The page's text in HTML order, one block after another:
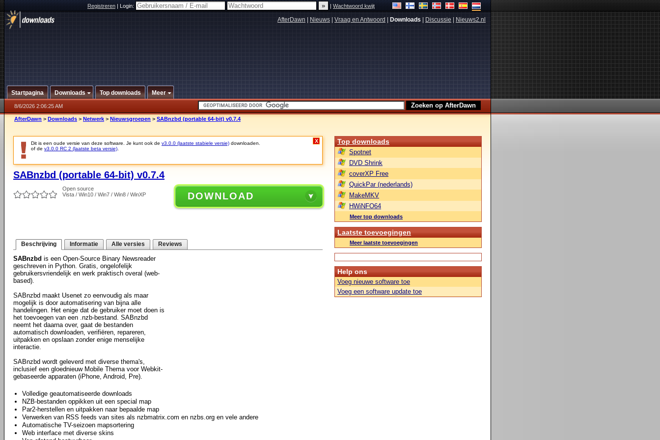
Registreren|Login: |Wachtwoord kwijt
AfterDawn Nieuws Vraag en Antwoord Downloads Discussie Nieuws2.nl
Startpagina Downloads Top downloads Meer
8/6/2026 2:06:25 AM
AfterDawn > Downloads > Netwerk > Nieuwsgroepen > SABnzbd (portable 64-bit) v0.7.4
Dit is een oude versie van deze software. Je kunt ook de v3.0.0 (laatste stabiele versie) downloaden.
of de v3.0.0 RC 2 (laatste beta versie)
X
SABnzbd (portable 64-bit) v0.7.4
Open source
Vista / Win10 / Win7 / Win8 / WinXP
DOWNLOAD
Beschrijving Informatie Alle versies Reviews
SABnzbd is een Open-Source Binary Newsreader
geschreven in Python. Gratis, ongelofelijk
gebruikersvriendelijk en werk praktisch overal (web-
based).
SABnzbd maakt Usenet zo eenvoudig als maar
mogelijk is door automatisering van bijna alle
handelingen. Het enige dat de gebruiker moet doen is
het toevoegen van een .nzb-bestand. SABnzbd
neemt het daarna over, gaat de bestanden
automatisch downloaden, verifiëren, repareren,
uitpakken en opslaan zonder enige menselijke
interactie.
SABnzbd wordt geleverd met diverse thema's,
inclusief een gloednieuw Mobile Thema voor Webkit-
gebaseerde apparaten (iPhone, Android, Pre).
Volledige geautomatiseerde downloads
NZB-bestanden oppikken uit een special map
Par2-herstellen en uitpakken naar bepaalde map
Verwerken van RSS feeds van sites als nzbmatrix.com en nzbs.org en vele andere
Automatische TV-seizoen mapsortering
Web interface met diverse skins
Top downloads
Spotnet
DVD Shrink
coverXP Free
QuickPar (nederlands)
MakeMKV
HWiNFO64
Meer top downloads
Laatste toevoegingen
Meer laatste toevoegingen
Help ons
Voeg nieuwe software toe
Voeg een software update toe